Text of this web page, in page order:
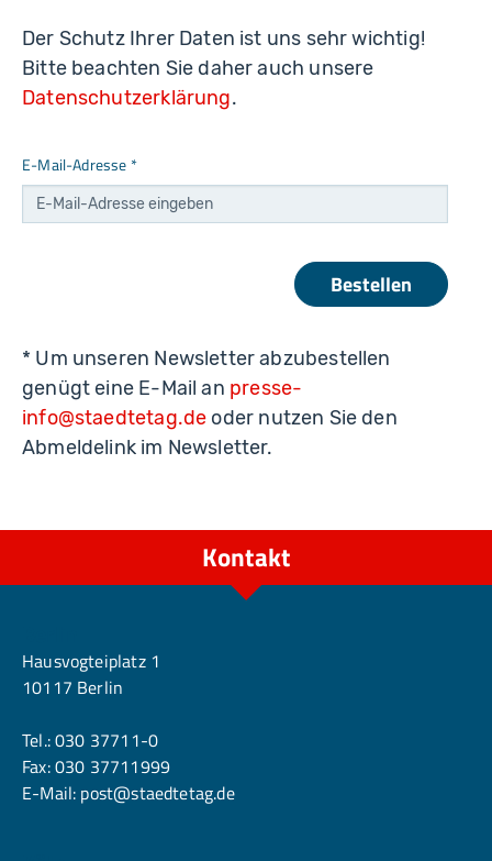
Der Schutz Ihrer Daten ist uns sehr wichtig!
Bitte beachten Sie daher auch unsere
Datenschutzerklärung.
E-Mail-Adresse *
Bestellen
* Um unseren Newsletter abzubestellen
genügt eine E-Mail an presse-
info@staedtetag.de oder nutzen Sie den
Abmeldelink im Newsletter.
Kontakt
Hausvogteiplatz 1
10117 Berlin
Tel.:030 37711-0
Fax: 030 37711999
E-Mail: post@staedtetag.de